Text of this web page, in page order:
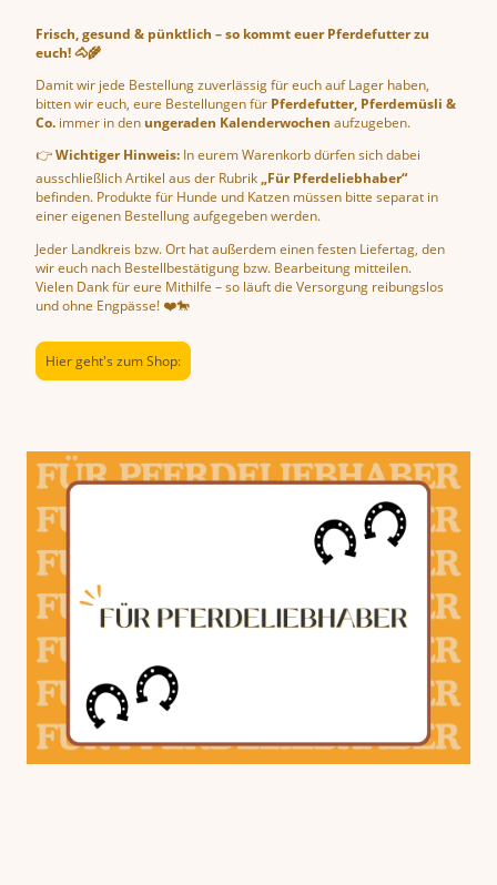
Frisch, gesund & pünktlich – so kommt euer Pferdefutter zu
euch! 🐴🌾
Damit wir jede Bestellung zuverlässig für euch auf Lager haben,
bitten wir euch, eure Bestellungen für Pferdefutter, Pferdemüsli &
Co. immer in den ungeraden Kalenderwochen aufzugeben.
👉Wichtiger Hinweis: In eurem Warenkorb dürfen sich dabei
ausschließlich Artikel aus der Rubrik„Für Pferdeliebhaber“
befinden. Produkte für Hunde und Katzen müssen bitte separat in
einer eigenen Bestellung aufgegeben werden.
Jeder Landkreis bzw. Ort hat außerdem einen festen Liefertag, den
wir euch nach Bestellbestätigung bzw. Bearbeitung mitteilen.
Vielen Dank für eure Mithilfe – so läuft die Versorgung reibungslos
und ohne Engpässe! ❤️🐎
Hier geht's zum Shop: